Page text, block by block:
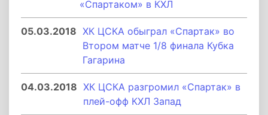
«Спартаком» в КХЛ
05.03.2018 ХК ЦСКА обыграл «Спартак» во
Втором матче 1/8 финала Кубка
Гагарина
04.03.2018 ХК ЦСКА разгромил «Спартак» в
плей-офф КХЛ Запад